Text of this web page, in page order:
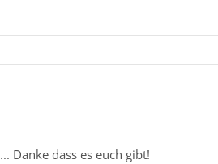
Danke dass es euch gibt!